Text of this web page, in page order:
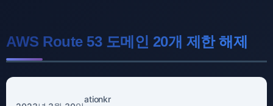
AWS Route 53 도메인 20개 제한 해제
ationkr